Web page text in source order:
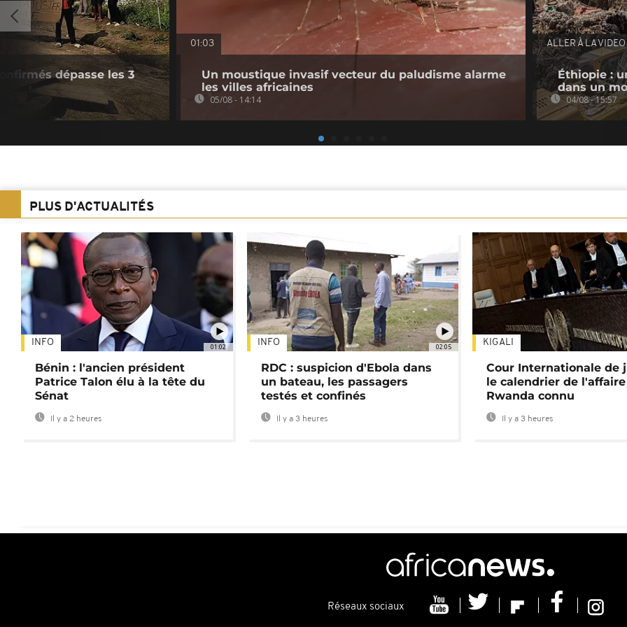
dépasse les 3
01:03
Un moustique invasif vecteur du paludisme alarme
les villes africaines
05/08 - 14:14
ALLER À LA VIDEO
Éthiopie :
dans un
04/08 - 15:57
PLUS D'ACTUALITÉS
01:02
INFO
Bénin : l'ancien président
Patrice Talon élu à la tête du
Sénat
Il y a 2 heures
02:05
INFO
RDC : suspicion d'Ebola dans
un bateau, les passagers
testés et confinés
Il y a 3 heures
KIGALI
Cour Internationale de
le calendrier de l'affaire
Rwanda connu
Il y a 3 heures
Réseaux sociaux